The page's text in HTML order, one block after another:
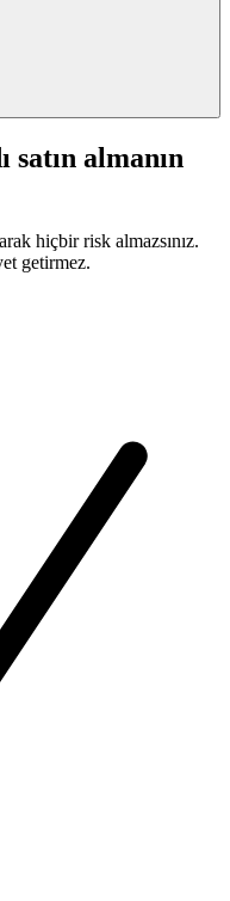
satın almanın
hiçbir risk almazsınız.
getirmez.